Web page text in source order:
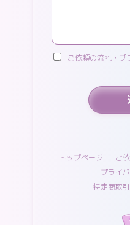
ご依頼の流れ・プ
トップページ ご
プライ
特定商取